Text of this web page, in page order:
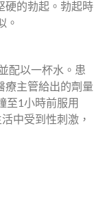
硬的勃起。勃起時
。
配以一杯水。患
療主管給出的劑量
至1小時前服用
中受到性刺激，